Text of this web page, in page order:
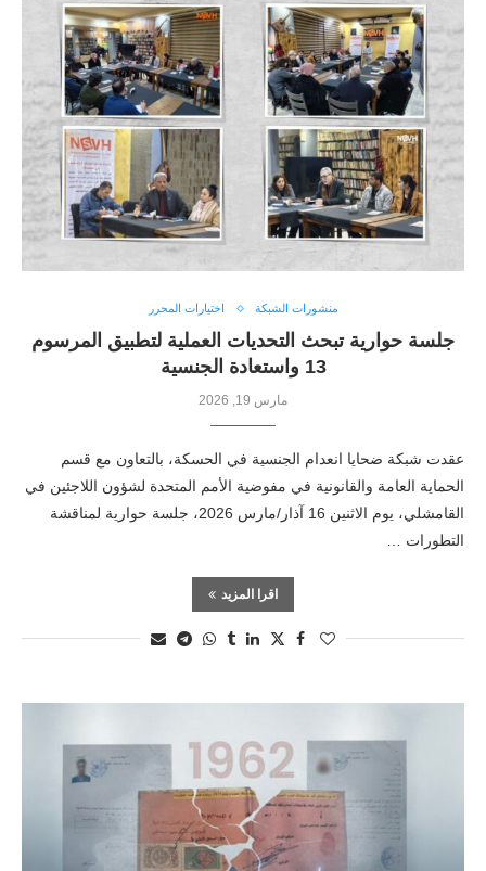
منشورات الشبكة اختيارات المحرر
جلسة حوارية تبحث التحديات العملية لتطبيق المرسوم
13 واستعادة الجنسية
مارس 19, 2026
عقدت شبكة ضحايا انعدام الجنسية في الحسكة، بالتعاون مع قسم
الحماية العامة والقانونية في مفوضية الأمم المتحدة لشؤون اللاجئين في
القامشلي، يوم الاثنين 16 آذار/مارس 2026، جلسة حوارية لمناقشة
التطورات …
اقرا المزيد